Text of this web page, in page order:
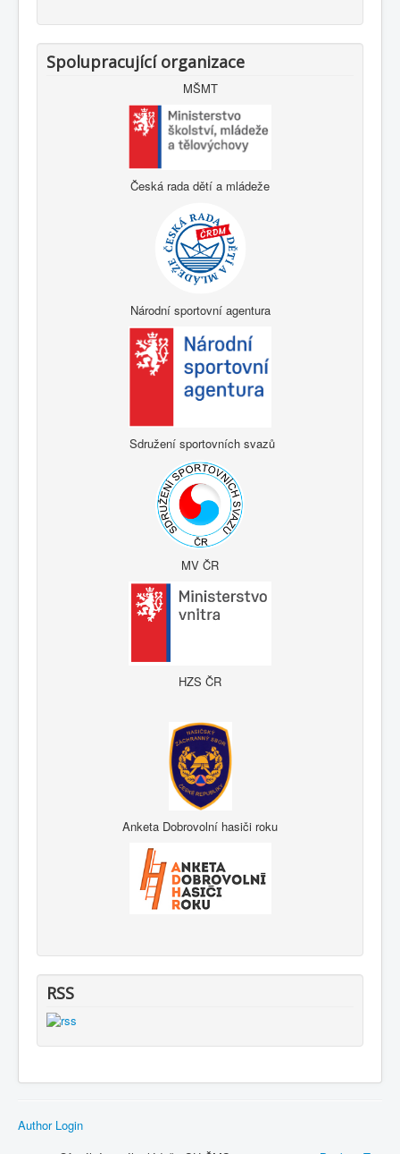
Spolupracující organizace
MŠMT
Česká rada dětí a mládeže
Národní sportovní agentura
Sdružení sportovních svazů
MV ČR
HZS ČR
Anketa Dobrovolní hasiči roku
RSS
Author Login